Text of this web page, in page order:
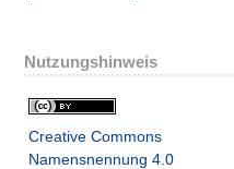
Nutzungshinweis
Creative Commons
Namensnennung 4.0